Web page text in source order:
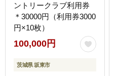
ントリークラブ利用券
＊30000円（利用券3000
円×10枚）
100,000円
茨城県 坂東市